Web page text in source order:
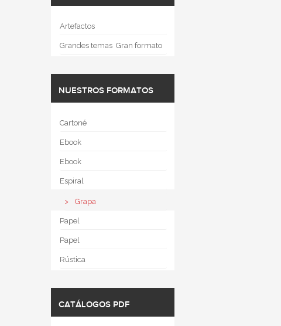
Artefactos
Grandes temas  Gran formato
NUESTROS FORMATOS
Cartoné
Ebook
Ebook
Espiral
Grapa
Papel
Papel
Rústica
CATÁLOGOS PDF